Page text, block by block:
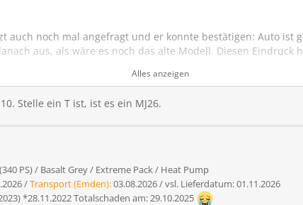
auch noch mal angefragt und er konnte bestätigen: Auto ist
aus, als wäre es noch das alte Modell. Diesen Eindruck
Alles anzeigen
Stelle ein T ist, ist es ein MJ26.
PS) / Basalt Grey / Extreme Pack / Heat Pump
/Transport (Emden):03.08.2026 /vsl. Lieferdatum: 01.11.2026
*28.11.2022 Totalschaden am: 29.10.2025